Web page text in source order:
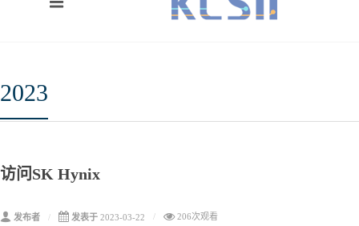
2023
访问SK Hynix
发布者 发表于 2023-03-22 206次观看